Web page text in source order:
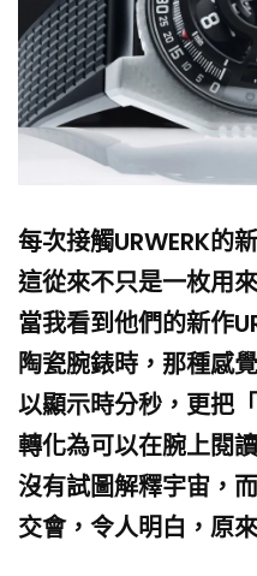
每次接觸URWERK的
這從來不只是一枚用
當我看到他們的新作
陶瓷腕錶時，那種感
以顯示時分秒，更把
轉化為可以在腕上閱
沒有試圖解釋宇宙，
交會，令人明白，原